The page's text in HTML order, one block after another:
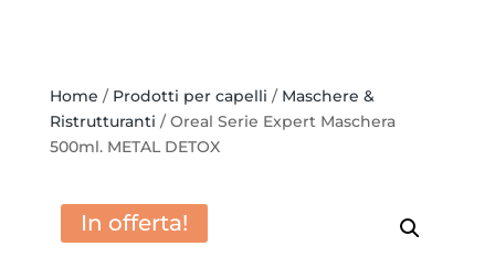
Home / Prodotti per capelli / Maschere &
Ristrutturanti / Oreal Serie Expert Maschera
500ml. METAL DETOX
In offerta!